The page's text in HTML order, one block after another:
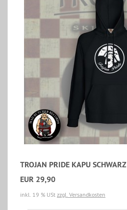
TROJAN PRIDE KAPU SCHWARZ
EUR 29,90
inkl. 19 % USt zzgl. Versandkosten